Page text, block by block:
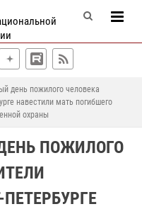
день пожилого человека
навестили мать погибшего
охраны
ПОЖИЛОГО